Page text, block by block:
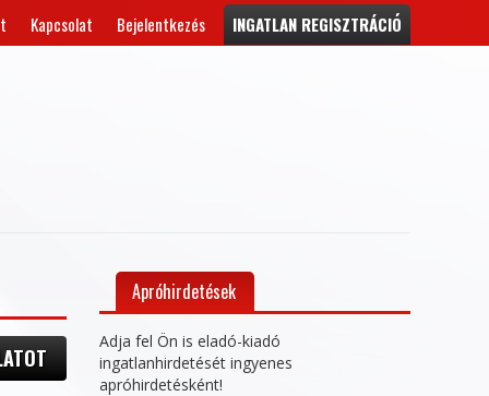
Kapcsolat Bejelentkezés INGATLAN REGISZTRÁCIÓ
Apróhirdetések
Adja fel Ön is eladó-kiadó
ingatlanhirdetését ingyenes
apróhirdetésként!